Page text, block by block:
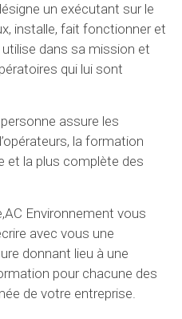
un exécutant sur le
installe, fait fonctionner et
dans sa mission et
qui lui sont
assure les
la formation
et la plus complète des
Environnement vous
avec vous une
donnant lieu à une
pour chacune des
de votre entreprise.